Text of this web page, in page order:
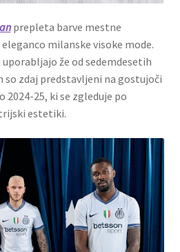
prepleta barve mestne
milanske visoke mode.
že od sedemdesetih
zdaj predstavljeni na gostujoči
25, ki se zgleduje po
estetiki.